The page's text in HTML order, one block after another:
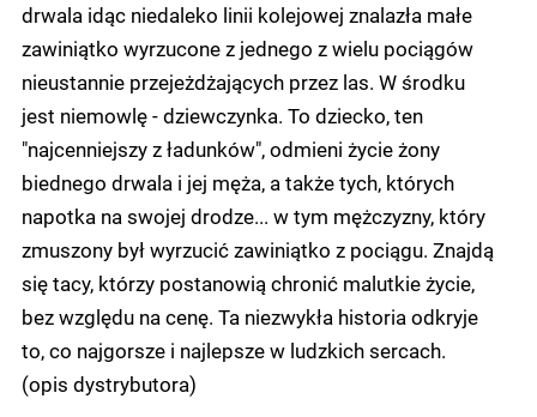
drwala idąc niedaleko linii kolejowej znalazła małe
zawiniątko wyrzucone z jednego z wielu pociągów
nieustannie przejeżdżających przez las. W środku
jest niemowlę - dziewczynka. To dziecko, ten
"najcenniejszy z ładunków", odmieni życie żony
biednego drwala i jej męża, a także tych, których
napotka na swojej drodze... w tym mężczyzny, który
zmuszony był wyrzucić zawiniątko z pociągu. Znajdą
się tacy, którzy postanowią chronić malutkie życie,
bez względu na cenę. Ta niezwykła historia odkryje
to, co najgorsze i najlepsze w ludzkich sercach.
(opis dystrybutora)